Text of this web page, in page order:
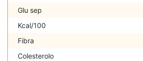
Glu sep
Kcal/100
Fibra
Colesterolo